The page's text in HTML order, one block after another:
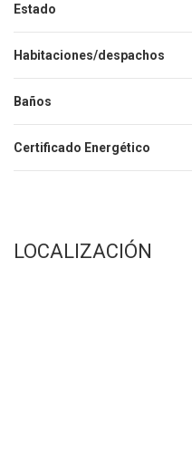
Estado
Habitaciones/despachos
Baños
Certificado Energético
LOCALIZACIÓN